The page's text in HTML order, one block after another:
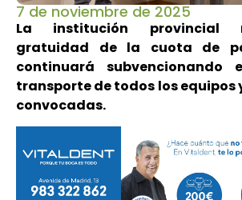
7 de noviembre de 2025
La institución provincial
gratuidad de la cuota de
continuará subvencionando
transporte de todos los equipos
convocadas.